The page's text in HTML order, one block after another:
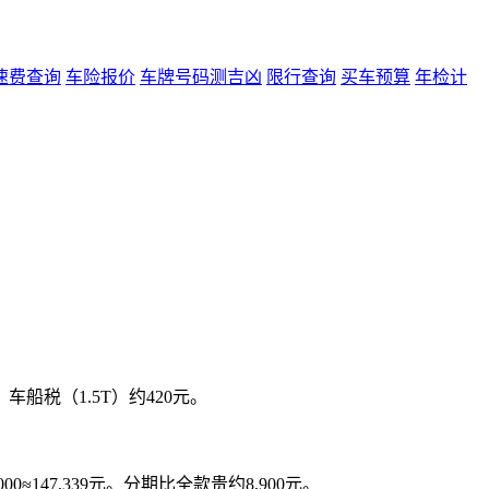
费查询 车险报价 车牌号码测吉凶 限行查询 买车预算 年检计
船税（1.5T）约420元。
元。分期比全款贵约8,900元。